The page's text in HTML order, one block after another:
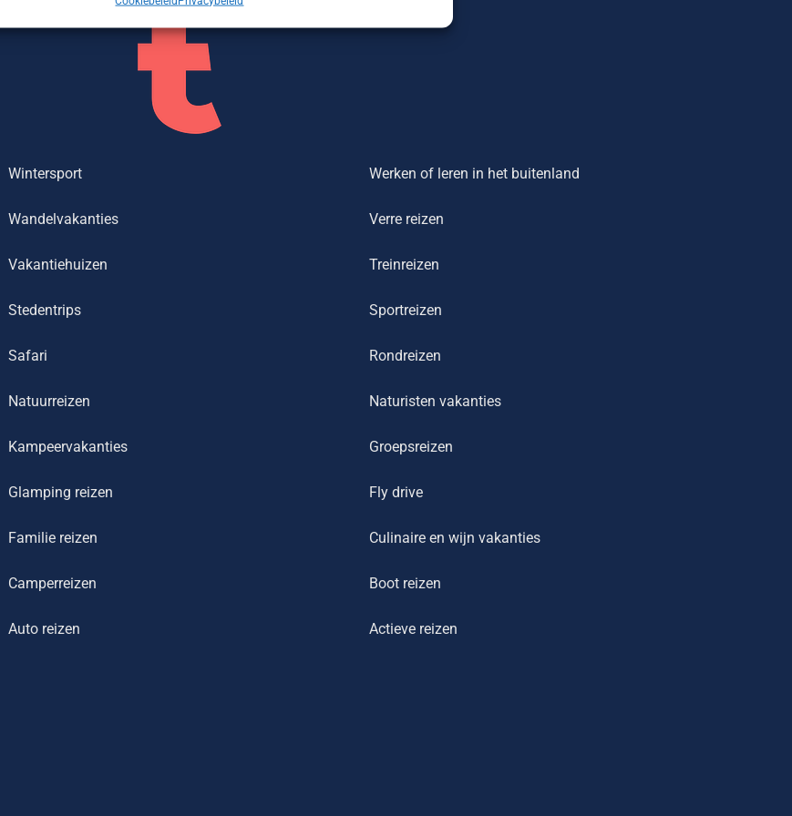
Wintersport Werken of leren in het buitenland
Wandelvakanties Verre reizen
Vakantiehuizen Treinreizen
Stedentrips Sportreizen
Safari Rondreizen
Natuurreizen Naturisten vakanties
Kampeervakanties Groepsreizen
Glamping reizen Fly drive
Familie reizen Culinaire en wijn vakanties
Camperreizen Boot reizen
Auto reizen Actieve reizen